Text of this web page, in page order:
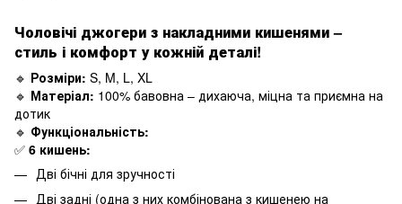
Чоловічі джогери з накладними кишенями –
стиль і комфорт у кожній деталі!
🔹 Розміри: S, M, L, XL
🔹 Матеріал: 100% бавовна – дихаюча, міцна та приємна на
дотик
🔹 Функціональність:
✅ 6 кишень:
Дві бічні для зручності
Дві задні (одна з них комбінована з кишенею на